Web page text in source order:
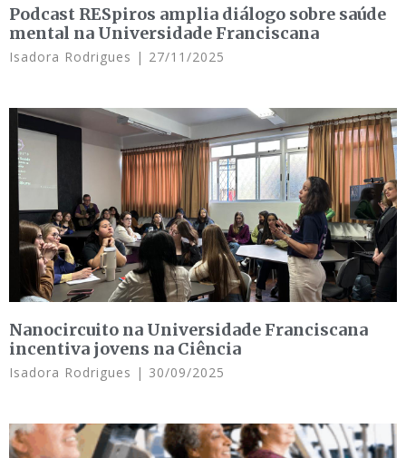
Podcast RESpiros amplia diálogo sobre saúde
mental na Universidade Franciscana
Isadora Rodrigues 27/11/2025
Nanocircuito na Universidade Franciscana
incentiva jovens na Ciência
Isadora Rodrigues 30/09/2025